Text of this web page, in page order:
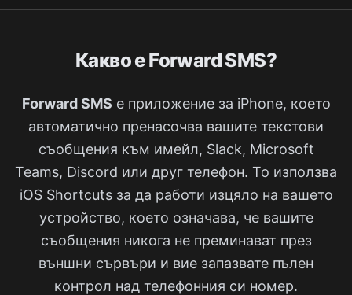
Какво е Forward SMS?
Forward SMS е приложение за iPhone, което
автоматично пренасочва вашите текстови
съобщения към имейл, Slack, Microsoft
Teams, Discord или друг телефон. То използва
iOS Shortcuts за да работи изцяло на вашето
устройство, което означава, че вашите
съобщения никога не преминават през
външни сървъри и вие запазвате пълен
контрол над телефонния си номер.